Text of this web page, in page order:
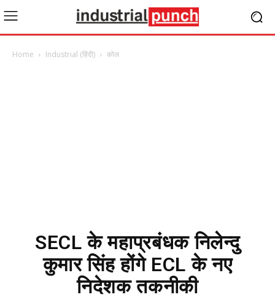
Home Industrial (हिंदी) कोल
SECL के महाप्रबंधक निलेन्दु
कुमार सिंह होंगे ECL के नए
निदेशक तकनीकी